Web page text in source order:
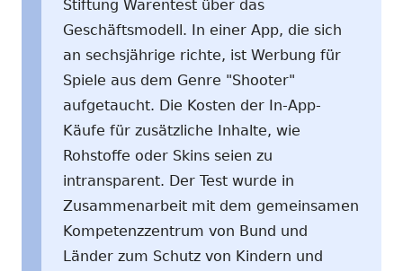
Stiftung Warentest über das
Geschäftsmodell. In einer App, die sich
an sechsjährige richte, ist Werbung für
Spiele aus dem Genre "Shooter"
aufgetaucht. Die Kosten der In-App-
Käufe für zusätzliche Inhalte, wie
Rohstoffe oder Skins seien zu
intransparent. Der Test wurde in
Zusammenarbeit mit dem gemeinsamen
Kompetenzzentrum von Bund und
Länder zum Schutz von Kindern und